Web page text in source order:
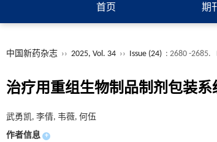
首页 期
中国新药杂志 ›› 2025, Vol. 34 ›› Issue (24) : 2680 -2685.
治疗用重组生物制品制剂包装
武勇凯, 李倩, 韦薇, 何伍
作者信息 +